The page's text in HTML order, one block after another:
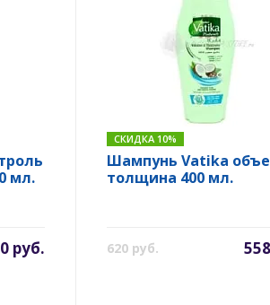
мл.
руб.
СКИДКА 10%
Шампунь Vatika
толщина 400 мл.
620 руб.